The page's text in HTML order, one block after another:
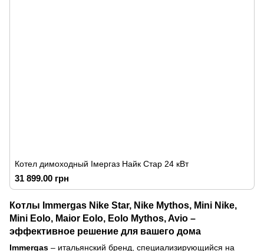
Котел димоходный Імергаз Найк Стар 24 кВт
31 899.00 грн
Котлы Immergas Nike Star, Nike Mythos, Mini Nike,
Mini Eolo, Maior Eolo, Eolo Mythos, Avio –
эффективное решение для вашего дома
Immergas – итальянский бренд, специализирующийся на